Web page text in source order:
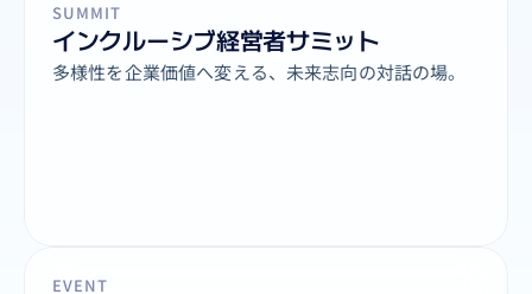
SUMMIT
インクルーシブ経営者サミット
多様性を企業価値へ変える、未来志向の対話の場。
EVENT